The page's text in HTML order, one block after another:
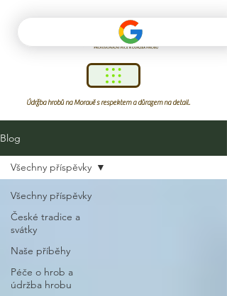
Údržba hrobů na Moravě s respektem a důrazem na detail.
Blog
Všechny příspěvky
České tradice a
svátky
Naše příběhy
Péče o hrob a
údržba hrobu
Všechny příspěvky